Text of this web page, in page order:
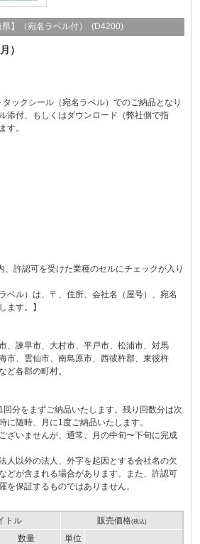
】（宛名ラベル付） (D4200)
）
ックシール（宛名ラベル）でのご納品となり
添付、もしくはダウンロード（弊社側で指
す。
許認可を受けた業種のセルにチェックが入り
ベル）は、〒、住所、会社名（屋号）、宛名
ます。】
、諫早市、大村市、平戸市、松浦市、対馬
市、雲仙市、南島原市、西彼杵郡、東彼杵
ど各郡の町村。
分をまずご納品いたします。残り回数分は次
に随時、月に1度ご納品いたします。
ざいませんが、通常、月の中旬〜下旬に完成
人以外の法人、外字を起因とする会社名の欠
どが含まれる場合があります。また、許認可
を保証するものではありません。
トル 販売価格(税込)
数量 単位